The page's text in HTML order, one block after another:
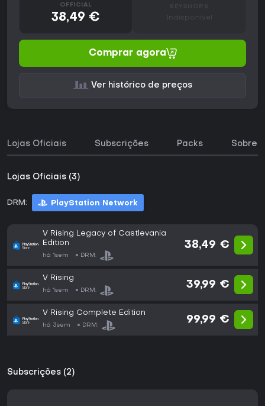
OFFICIAL
38,49 € Indisponível
Comprar agora
Ver histórico de preços
Lojas Oficiais Subscrições Packs Sobre
Lojas Oficiais (3)
DRM: PlayStation Network
V Rising Legacy of Castlevania
Edition
há 1sem DRM:
38,49 €
V Rising
há 1sem DRM:
39,99 €
V Rising Complete Edition
há 3sem DRM:
99,99 €
Subscrições (2)